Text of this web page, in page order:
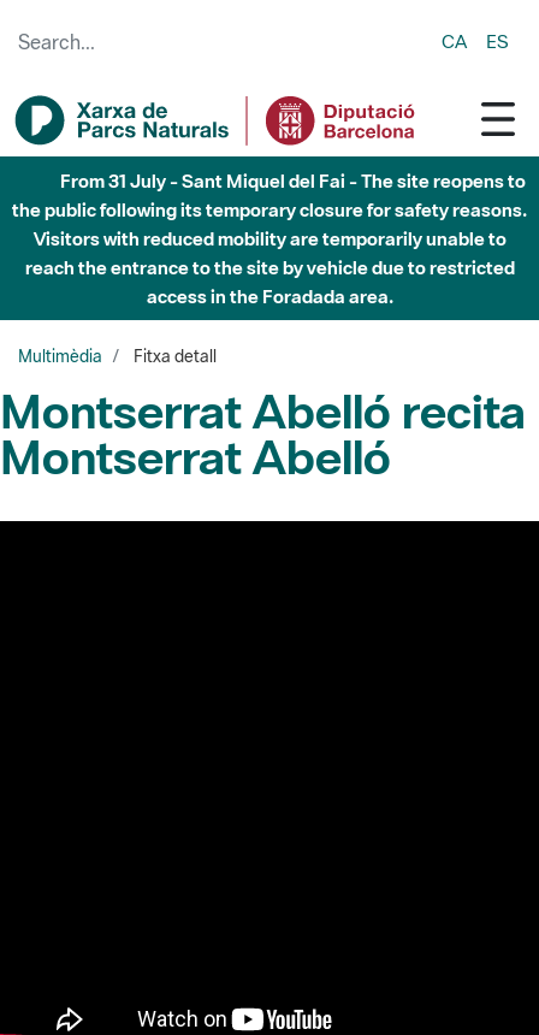
CA ES
From 31 July - Sant Miquel del Fai - The site reopens to
the public following its temporary closure for safety reasons.
Visitors with reduced mobility are temporarily unable to
reach the entrance to the site by vehicle due to restricted
access in the Foradada area.
Multimèdia Fitxa detall
Montserrat Abelló recita
Montserrat Abelló